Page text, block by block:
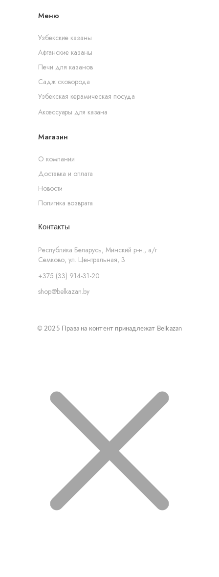
Меню
Узбекские казаны
Афганские казаны
Печи для казанов
Садж сковорода
Узбекская керамическая посуда
Аксессуары для казана
Магазин
О компании
Доставка и оплата
Новости
Политика возврата
Контакты
Республика Беларусь, Минский р-н., а/г
Семково, ул. Центральная, 3
+375 (33) 914-31-20
shop@belkazan.by
© 2025 Права на контент принадлежат Belkazan